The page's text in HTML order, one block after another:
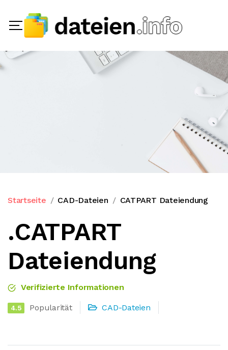
Startseite CAD-Dateien CATPART Dateiendung
.CATPART
Dateiendung
Verifizierte Informationen
4.5 Popularität CAD-Dateien